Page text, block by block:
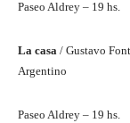
Paseo Aldrey – 19 hs.
La casa / Gustavo
Argentino
Paseo Aldrey – 19 hs.